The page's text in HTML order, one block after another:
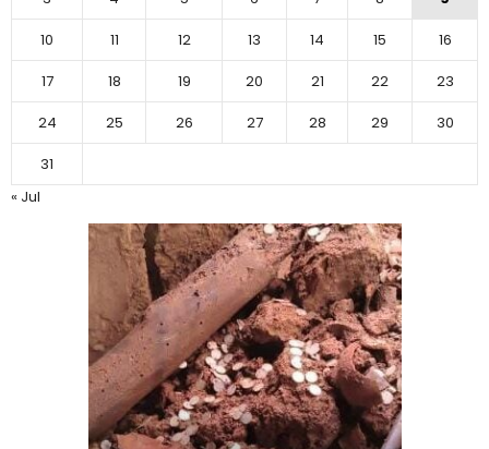
10
11 12 13 14 15
16
17
18 19 20 21 22
23
24
25 26 27 28 29
30
31
« Jul